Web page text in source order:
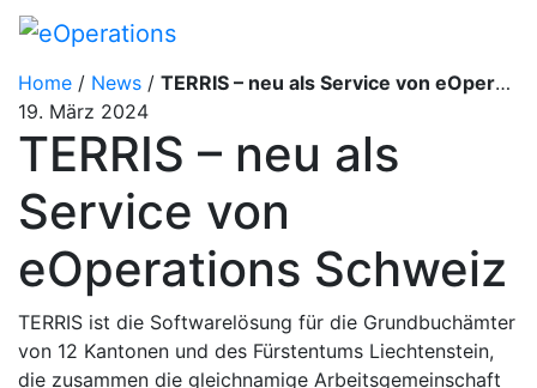
Home / News / TERRIS – neu als Service von eOperations Schweiz
19. März 2024
TERRIS – neu als
Service von
eOperations Schweiz
TERRIS ist die Softwarelösung für die Grundbuchämter
von 12 Kantonen und des Fürstentums Liechtenstein,
die zusammen die gleichnamige Arbeitsgemeinschaft